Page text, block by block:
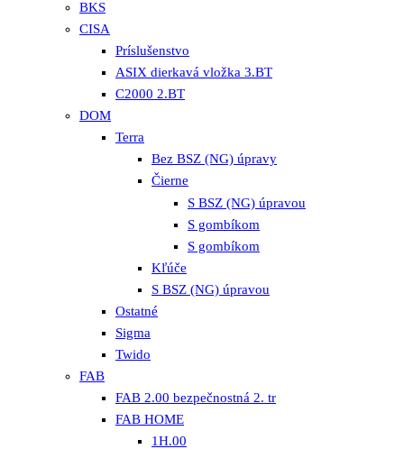
BKS
CISA
Príslušenstvo
ASIX dierkavá vložka 3.BT
C2000 2.BT
DOM
Terra
Bez BSZ (NG) úpravy
Čierne
S BSZ (NG) úpravou
S gombíkom
S gombíkom
Kľúče
S BSZ (NG) úpravou
Ostatné
Sigma
Twido
FAB
FAB 2.00 bezpečnostná 2. tr
FAB HOME
1H.00